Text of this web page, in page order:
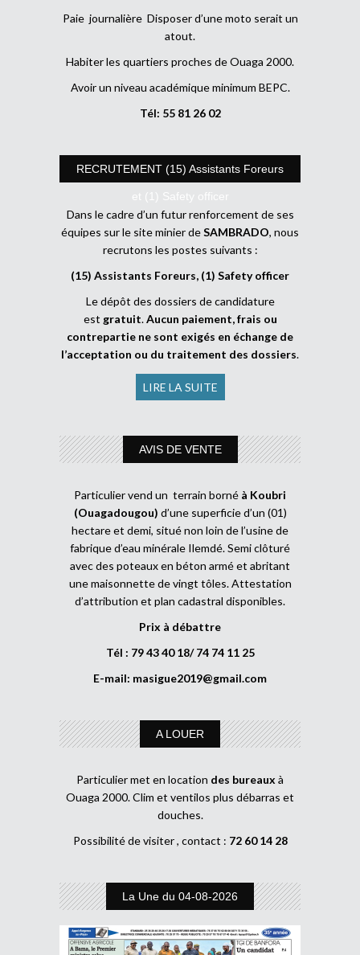
Paie journalière Disposer d’une moto serait un
atout.
Habiter les quartiers proches de Ouaga 2000.
Avoir un niveau académique minimum BEPC.
Tél: 55 81 26 02
RECRUTEMENT (15) Assistants Foreurs
et (1) Safety officer
Dans le cadre d’un futur renforcement de ses
équipes sur le site minier deSAMBRADO, nous
recrutons les postes suivants :
(15) Assistants Foreurs, (1) Safety officer
Le dépôt des dossiers de candidature
est gratuit.Aucun paiement, frais ou
contrepartie ne sont exigés en échange de
l’acceptation ou du traitement des dossiers.
LIRE LA SUITE
AVIS DE VENTE
Particulier vend un terrain borné à Koubri
(Ouagadougou) d’une superficie d’un (01)
hectare et demi, situé non loin de l’usine de
fabrique d’eau minérale Ilemdé. Semi clôturé
avec des poteaux en béton armé et abritant
une maisonnette de vingt tôles. Attestation
d’attribution et plan cadastral disponibles.
Prix à débattre
Tél : 79 43 40 18/ 74 74 11 25
E-mail: masigue2019@gmail.com
A LOUER
Particulier met en location des bureaux à
Ouaga 2000. Clim et ventilos plus débarras et
douches.
Possibilité de visiter , contact : 72 60 14 28
La Une du 04-08-2026